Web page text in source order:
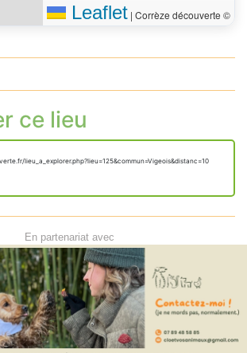
Leaflet | Corrèze découverte ©
ce lieu
lieu_a_explorer.php?lieu=125&commun=Vigeois&distanc=10
En partenariat avec